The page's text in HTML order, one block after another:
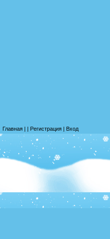
Главная | | Регистрация | Вход